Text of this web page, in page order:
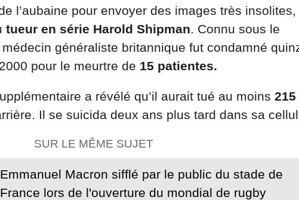
l’aubaine pour envoyer des images très insolites,
tueur en série Harold Shipman. Connu sous le
médecin généraliste britannique fut condamné
pour le meurtre de 15 patientes.
a révélé qu’il aurait tué au moins 215
Il se suicida deux ans plus tard dans sa
SUR LE MÊME SUJET
Emmanuel Macron sifflé par le public du stade de
France lors de l'ouverture du mondial de rugby